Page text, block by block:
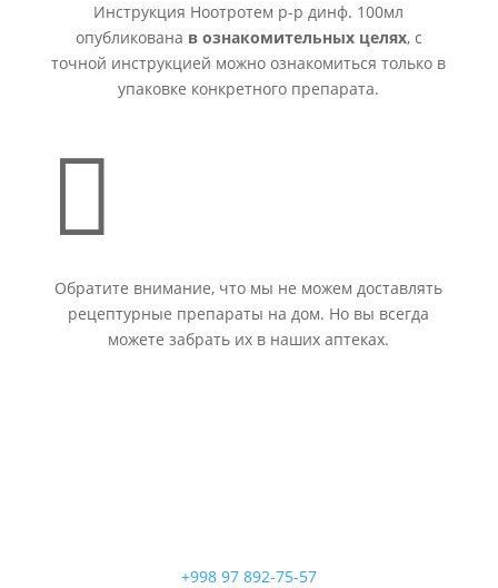
Инструкция Ноотротем р-р динф. 100мл
опубликована в ознакомительных целях, с
точной инструкцией можно ознакомиться только в
упаковке конкретного препарата.

Обратите внимание, что мы не можем доставлять
рецептурные препараты на дом. Но вы всегда
можете забрать их в наших аптеках.
+998 97 892-75-57